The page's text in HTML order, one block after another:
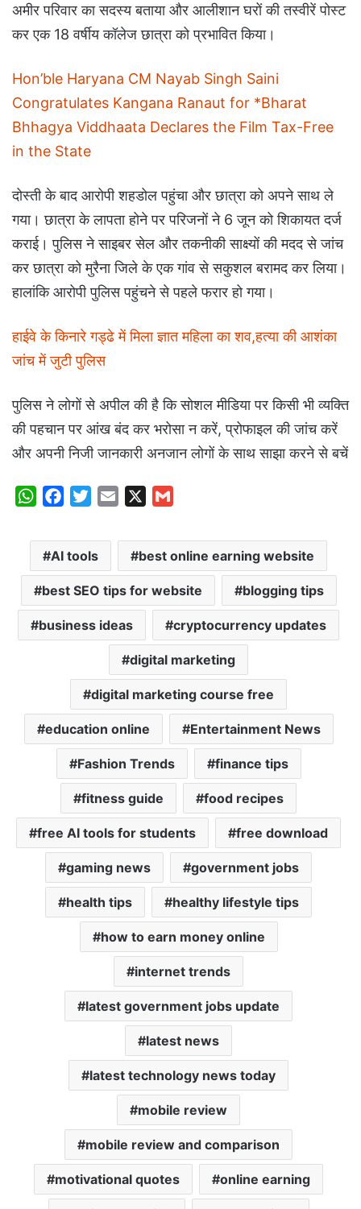
अमीर परिवार का सदस्य बताया और आलीशान घरों की तस्वीरें पोस्ट
कर एक 18 वर्षीय कॉलेज छात्रा को प्रभावित किया।
Hon’ble Haryana CM Nayab Singh Saini
Congratulates Kangana Ranaut for *Bharat
Bhhagya Viddhaata Declares the Film Tax-Free
in the State
दोस्ती के बाद आरोपी शहडोल पहुंचा और छात्रा को अपने साथ ले
गया। छात्रा के लापता होने पर परिजनों ने 6 जून को शिकायत दर्ज
कराई। पुलिस ने साइबर सेल और तकनीकी साक्ष्यों की मदद से जांच
कर छात्रा को मुरैना जिले के एक गांव से सकुशल बरामद कर लिया।
हालांकि आरोपी पुलिस पहुंचने से पहले फरार हो गया।
हाईवे के किनारे गड्ढे में मिला ज्ञात महिला का शव,हत्या की आशंका
जांच में जुटी पुलिस
पुलिस ने लोगों से अपील की है कि सोशल मीडिया पर किसी भी व्यक्ति
की पहचान पर आंख बंद कर भरोसा न करें, प्रोफाइल की जांच करें
और अपनी निजी जानकारी अनजान लोगों के साथ साझा करने से बचें
W
a
s
A
p
p
c
e
b
o
o
k
i
t
t
e
r
a
l
a
i
l
AI tools best online earning website
best SEO tips for website blogging tips
business ideas cryptocurrency updates
digital marketing
digital marketing course free
education online Entertainment News
Fashion Trends finance tips
fitness guide food recipes
free AI tools for students free download
gaming news government jobs
health tips healthy lifestyle tips
how to earn money online
internet trends
latest government jobs update
latest news
latest technology news today
mobile review
mobile review and comparison
motivational quotes online earning